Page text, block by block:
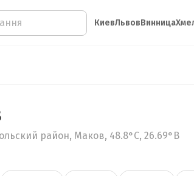
КиевЛьвовВинница
район, Маков, 48.8°С, 26.69°В